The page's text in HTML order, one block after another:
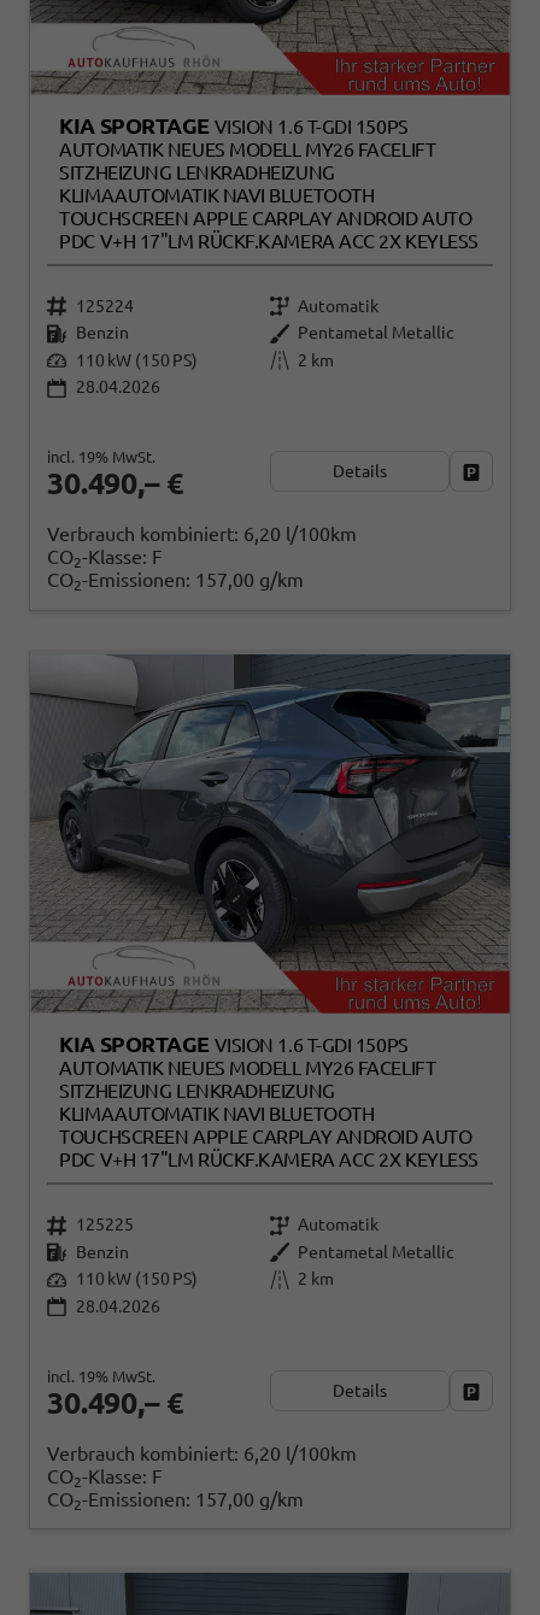
KIA SPORTAGE VISION 1.6 T-GDI 150PS
AUTOMATIK NEUES MODELL MY26 FACELIFT
SITZHEIZUNG LENKRADHEIZUNG
KLIMAAUTOMATIK NAVI BLUETOOTH
TOUCHSCREEN APPLE CARPLAY ANDROID AUTO
PDC V+H 17"LM RÜCKF.KAMERA ACC 2X KEYLESS
125224
Automatik
Benzin
Pentametal Metallic
110 kW (150 PS)
2 km
28.04.2026
30.490,– €
incl. 19% MwSt.
Details
Verbrauch kombiniert: 6,20 l/100km
CO2-Klasse: F
CO2-Emissionen: 157,00 g/km
KIA SPORTAGE VISION 1.6 T-GDI 150PS
AUTOMATIK NEUES MODELL MY26 FACELIFT
SITZHEIZUNG LENKRADHEIZUNG
KLIMAAUTOMATIK NAVI BLUETOOTH
TOUCHSCREEN APPLE CARPLAY ANDROID AUTO
PDC V+H 17"LM RÜCKF.KAMERA ACC 2X KEYLESS
125225
Automatik
Benzin
Pentametal Metallic
110 kW (150 PS)
2 km
28.04.2026
30.490,– €
incl. 19% MwSt.
Details
Verbrauch kombiniert: 6,20 l/100km
CO2-Klasse: F
CO2-Emissionen: 157,00 g/km